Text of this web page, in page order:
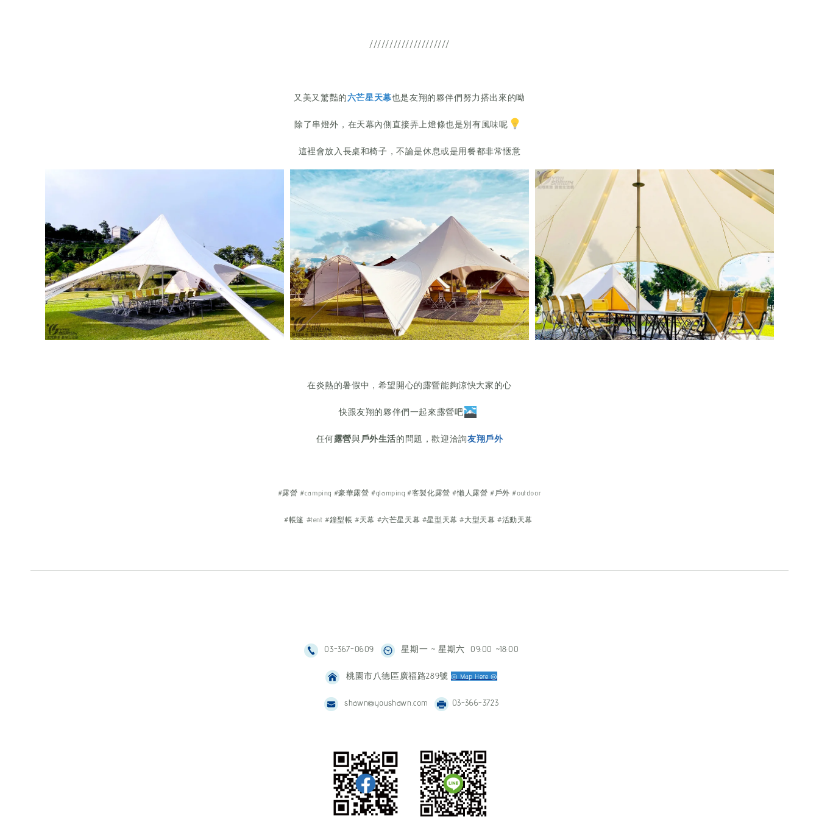
////////////////////
又美又驚豔的六芒星天幕也是友翔的夥伴們努力搭出來的呦
除了串燈外，在天幕內側直接弄上燈條也是別有風味呢
這裡會放入長桌和椅子，不論是休息或是用餐都非常愜意
在炎熱的暑假中，希望開心的露營能夠涼快大家的心
快跟友翔的夥伴們一起來露營吧
任何露營與戶外生活的問題，歡迎洽詢友翔戶外
#露營 #camping #豪華露營 #glamping #客製化露營 #懶人露營 #戶外 #outdoor
#帳篷 #tent #鐘型帳 #天幕 #六芒星天幕 #星型天幕 #大型天幕 #活動天幕
03-367-0609 星期一 ~ 星期六 09:00 ~18:00
桃園市八德區廣福路289號◎ Map Here ◎
shawn@youshawn.com 03-366-3723